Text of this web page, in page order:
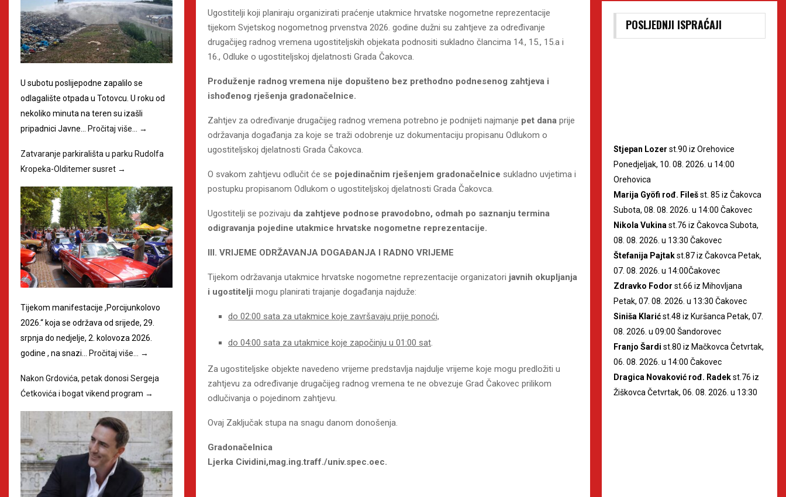
Ugostitelji koji planiraju organizirati praćenje utakmice hrvatske nogometne reprezentacije
tijekom Svjetskog nogometnog prvenstva 2026. godine dužni su zahtjeve za određivanje
drugačijeg radnog vremena ugostiteljskih objekata podnositi sukladno člancima 14., 15., 15.a i
16., Odluke o ugostiteljskoj djelatnosti Grada Čakovca.
Produženje radnog vremena nije dopušteno bez prethodno podnesenog zahtjeva i
ishođenog rješenja gradonačelnice.
Zahtjev za određivanje drugačijeg radnog vremena potrebno je podnijeti najmanje pet dana prije
održavanja događanja za koje se traži odobrenje uz dokumentaciju propisanu Odlukom o
ugostiteljskoj djelatnosti Grada Čakovca.
O svakom zahtjevu odlučit će se pojedinačnim rješenjem gradonačelnice sukladno uvjetima i
postupku propisanom Odlukom o ugostiteljskoj djelatnosti Grada Čakovca.
Ugostitelji se pozivaju da zahtjeve podnose pravodobno, odmah po saznanju termina
odigravanja pojedine utakmice hrvatske nogometne reprezentacije.
III. VRIJEME ODRŽAVANJA DOGAĐANJA I RADNO VRIJEME
Tijekom održavanja utakmice hrvatske nogometne reprezentacije organizatori javnih okupljanja
i ugostitelji mogu planirati trajanje događanja najduže:
do 02:00 sata za utakmice koje završavaju prije ponoći,
do 04:00 sata za utakmice koje započinju u 01:00 sat.
Za ugostiteljske objekte navedeno vrijeme predstavlja najdulje vrijeme koje mogu predložiti u
zahtjevu za određivanje drugačijeg radnog vremena te ne obvezuje Grad Čakovec prilikom
odlučivanja o pojedinom zahtjevu.
Ovaj Zaključak stupa na snagu danom donošenja.
Gradonačelnica
Ljerka Cividini,mag.ing.traff./univ.spec.oec.
U subotu poslijepodne zapalilo se
odlagalište otpada u Totovcu. U roku od
nekoliko minuta na teren su izašli
pripadnici Javne…
Pročitaj više… →
Zatvaranje parkirališta u parku Rudolfa
Kropeka-Olditemer susret →
Tijekom manifestacije ,Porcijunkolovo
2026.“ koja se održava od srijede, 29.
srpnja do nedjelje, 2. kolovoza 2026.
godine , na snazi…
Pročitaj više… →
Nakon Grdovića, petak donosi Sergeja
Ćetkovića i bogat vikend program →
POSLJEDNJI ISPRAĆAJI
Stjepan Lozer st.90 iz Orehovice
Ponedjeljak, 10. 08. 2026. u 14:00
Orehovica
Marija Gyöfi rođ. Filešst. 85 iz Čakovca
Subota, 08. 08. 2026. u 14:00 Čakovec
Nikola Vukina st.76 iz Čakovca Subota,
08. 08. 2026. u 13:30 Čakovec
Štefanija Pajtakst.87 iz Čakovca Petak,
07. 08. 2026. u 14:00Čakovec
Zdravko Fodor st.66 iz Mihovljana
Petak, 07. 08. 2026. u 13:30 Čakovec
Siniša Klarićst.48 iz Kuršanca Petak, 07.
08. 2026. u 09:00 Šandorovec
Franjo Šardi st.80 iz Mačkovca Četvrtak,
06. 08. 2026. u 14:00 Čakovec
Dragica Novaković rođ. Radekst.76 iz
Žiškovca Četvrtak, 06. 08. 2026. u 13:30